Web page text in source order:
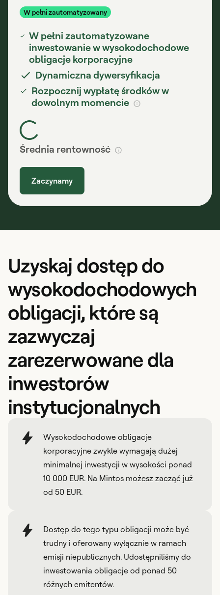
W pełni zautomatyzowane
inwestowanie w wysokodochodowe
obligacje korporacyjne
Dynamiczna dywersyfikacja
Rozpocznij wypłatę środków w
dowolnym momencie
Średnia rentowność
Zaczynamy
Uzyskaj dostęp do
wysokodochodowych
obligacji, które są
zazwyczaj
zarezerwowane dla
inwestorów
instytucjonalnych
Wysokodochodowe obligacje
korporacyjne zwykle wymagają dużej
minimalnej inwestycji w wysokości ponad
10 000 EUR. Na Mintos możesz zacząć już
od 50 EUR.
Dostęp do tego typu obligacji może być
trudny i oferowany wyłącznie w ramach
emisji niepublicznych. Udostępniliśmy do
inwestowania obligacje od ponad 50
różnych emitentów.